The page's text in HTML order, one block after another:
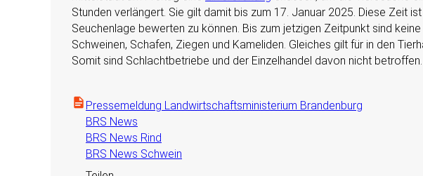
Stunden verlängert. Sie gilt damit bis zum 17. Januar 2025. Diese Zeit
Seuchenlage bewerten zu können. Bis zum jetzigen Zeitpunkt sind
Schweinen, Schafen, Ziegen und Kameliden. Gleiches gilt für in den
Somit sind Schlachtbetriebe und der Einzelhandel davon nicht
Pressemeldung Landwirtschaftsministerium Brandenburg
BRS News
BRS News Rind
BRS News Schwein